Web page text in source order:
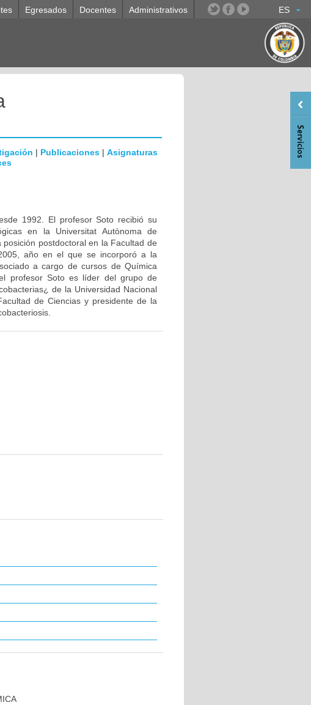
ES
Egresados Docentes Administrativos
| Publicaciones | Asignaturas
1992. El profesor Soto recibió su
en la Universitat Autònoma de
postdoctoral en la Facultad de
año en el que se incorporó a la
a cargo de cursos de Química
profesor Soto es líder del grupo de
de la Universidad Nacional
de Ciencias y presidente de la